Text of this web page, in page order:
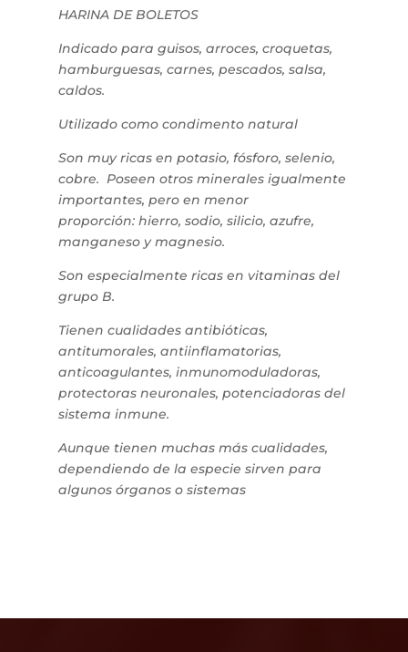
HARINA DE BOLETOS
Indicado para guisos, arroces, croquetas,
hamburguesas, carnes, pescados, salsa,
caldos.
Utilizado como condimento natural
Son muy ricas en potasio, fósforo, selenio,
cobre. Poseen otros minerales igualmente
importantes, pero en menor
proporción: hierro, sodio, silicio, azufre,
manganeso y magnesio.
Son especialmente ricas en vitaminas del
grupo B.
Tienen cualidades antibióticas,
antitumorales, antiinflamatorias,
anticoagulantes, inmunomoduladoras,
protectoras neuronales, potenciadoras del
sistema inmune.
Aunque tienen muchas más cualidades,
dependiendo de la especie sirven para
algunos órganos o sistemas